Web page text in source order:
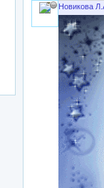
Новикова